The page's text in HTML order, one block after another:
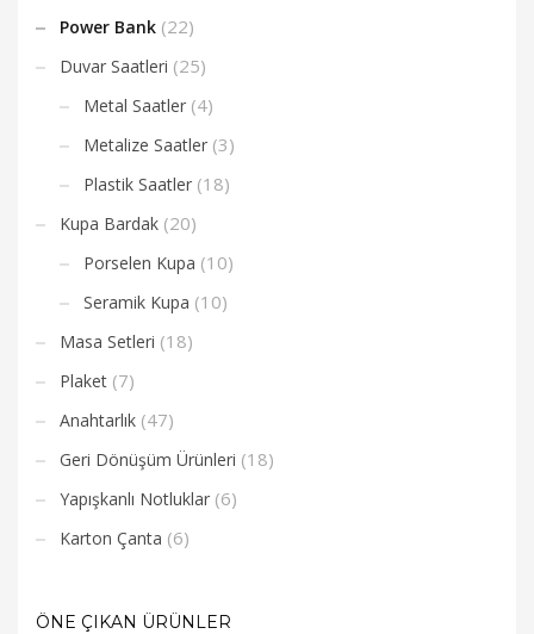
Power Bank (22)
Duvar Saatleri (25)
Metal Saatler (4)
Metalize Saatler (3)
Plastik Saatler (18)
Kupa Bardak (20)
Porselen Kupa (10)
Seramik Kupa (10)
Masa Setleri (18)
Plaket (7)
Anahtarlık (47)
Geri Dönüşüm Ürünleri (18)
Yapışkanlı Notluklar (6)
Karton Çanta (6)
ÖNE ÇIKAN ÜRÜNLER